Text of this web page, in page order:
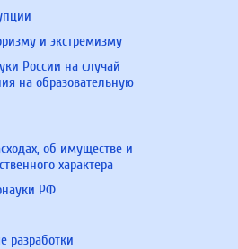
и экстремизму
России на случай
на образовательную
об имуществе и
характера
РФ
разработки